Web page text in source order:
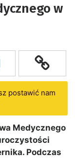
w
postawić nam
Medycznego
Podczas